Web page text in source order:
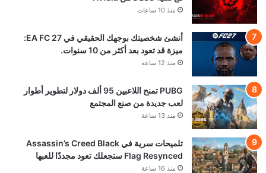
منذ 10 ساعات
أنشئ شخصيتك بوجهك الحقيقي في EA FC 27:
ميزة قد تعود بعد أكثر من 10 سنوات.
منذ 12 ساعة
PUBG تمنح اللاعبين 95 ألف دولار لتطوير أطوار
لعب جديدة من صنع المجتمع
منذ 13 ساعة
تلميحات سرية في Assassin’s Creed Black
Flag Resynced ستجعلك تعود مجددًا للعبها
منذ 16 ساعة